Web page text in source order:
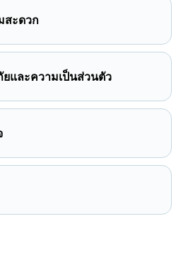
สะดวก
และความเป็นส่วนตัว